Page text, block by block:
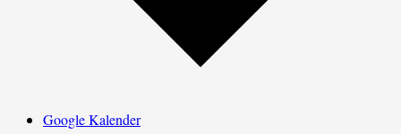
Google Kalender